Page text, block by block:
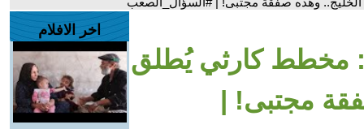
مخطط كارثي يُطلق
مجتبى! |
اخر الافلام